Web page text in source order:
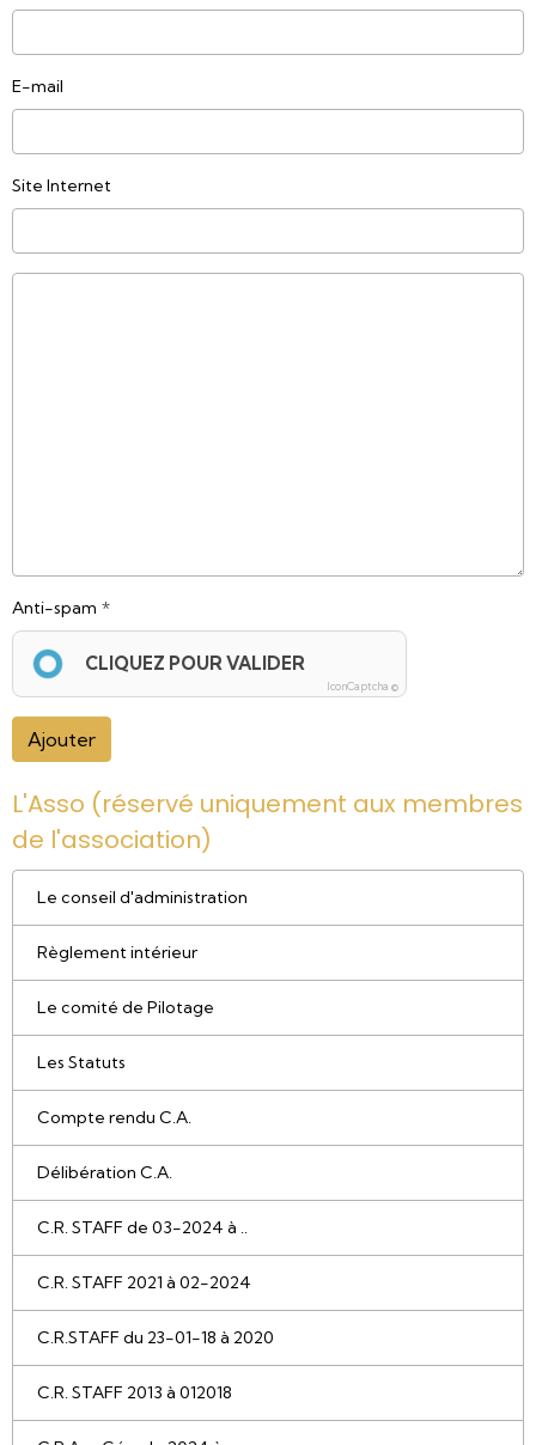
E-mail
Site Internet
Anti-spam
CLIQUEZ POUR VALIDER
IconCaptcha ©
Ajouter
L'Asso (réservé uniquement aux membres
de l'association)
Le conseil d'administration
Règlement intérieur
Le comité de Pilotage
Les Statuts
Compte rendu C.A.
Délibération C.A.
C.R. STAFF de 03-2024 à ..
C.R. STAFF 2021 à 02-2024
C.R.STAFF du 23-01-18 à 2020
C.R. STAFF 2013 à 012018